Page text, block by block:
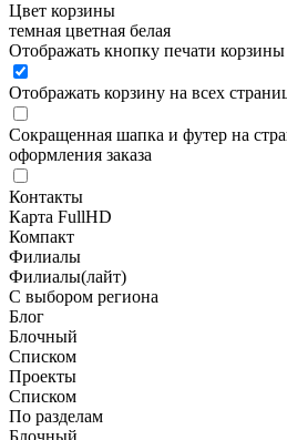
Цвет корзины
темная цветная белая
Отображать кнопку печати корзины
Отображать корзину на всех
Сокращенная шапка и футер на
оформления заказа
Контакты
Карта FullHD
Компакт
Филиалы
Филиалы(лайт)
С выбором региона
Блог
Блочный
Списком
Проекты
Списком
По разделам
Блочный